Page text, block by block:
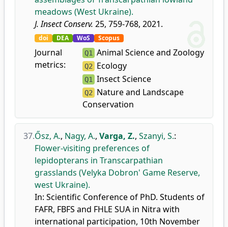
meadows (West Ukraine).
J. Insect Conserv. 25, 759-768, 2021.
doi DEA WoS Scopus
Journal
metrics:
Q1 Animal Science and Zoology
Q2 Ecology
Q1 Insect Science
Q2 Nature and Landscape
Conservation
37.Ősz, A., Nagy, A., Varga, Z., Szanyi, S.:
Flower-visiting preferences of
lepidopterans in Transcarpathian
grasslands (Velyka Dobron' Game Reserve,
west Ukraine).
In: Scientific Conference of PhD. Students of
FAFR, FBFS and FHLE SUA in Nitra with
international participation, 10th November